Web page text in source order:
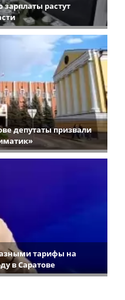
растут
депутаты призвали
тарифы на
в Саратове